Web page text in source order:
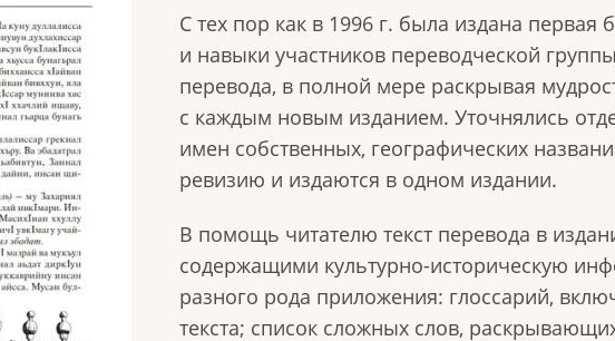
С тех пор как в 1996 г. была издана первая
и навыки участников переводческой
перевода, в полной мере раскрывая
с каждым новым изданием. Уточнялись
имен собственных, географических
ревизию и издаются в одном издании.
В помощь читателю текст перевода в
содержащими культурно-историческую
разного рода приложения: глоссарий,
текста; список сложных слов,